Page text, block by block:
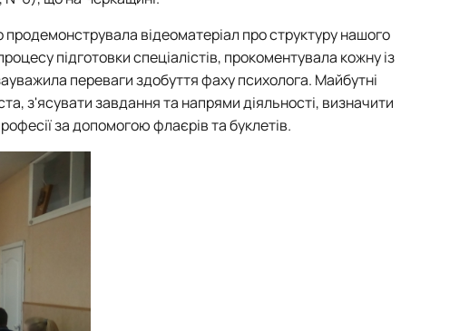
відеоматеріал про структуру нашого
підготовки спеціалістів, прокоментувала кожну із
переваги здобуття фаху психолога. Майбутні
з'ясувати завдання та напрями діяльності, визначити
за допомогою флаєрів та буклетів.